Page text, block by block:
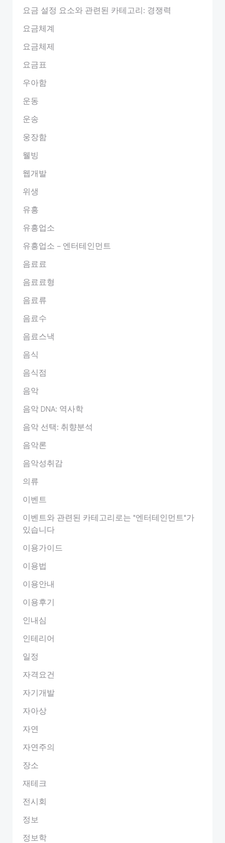
요금 설정 요소와 관련된 카테고리: 경쟁력
요금체계
요금체제
요금표
우아함
운동
운송
웅장함
웰빙
웹개발
위생
유흥
유흥업소
유흥업소 – 엔터테인먼트
음료료
음료료형
음료류
음료수
음료스낵
음식
음식점
음악
음악 DNA: 역사학
음악 선택: 취향분석
음악론
음악성취감
의류
이벤트
이벤트와 관련된 카테고리로는 "엔터테인먼트"가
있습니다
이용가이드
이용법
이용안내
이용후기
인내심
인테리어
일정
자격요건
자기개발
자아상
자연
자연주의
장소
재테크
전시회
정보
정보학